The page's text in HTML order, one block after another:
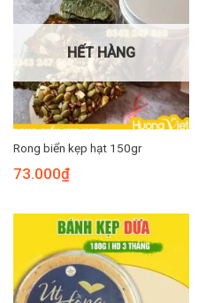
HẾT HÀNG
Rong biển kẹp hạt 150gr
73.000₫